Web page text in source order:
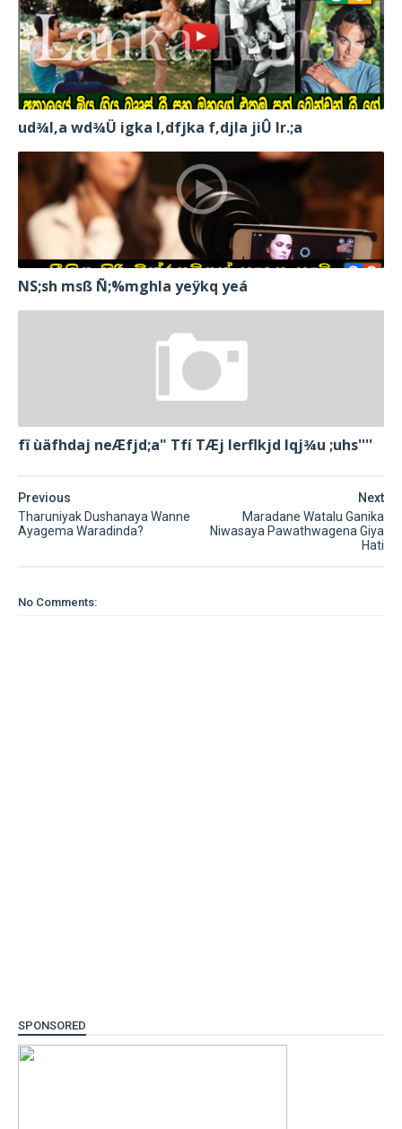
ud¾I,a wd¾Ü igka l,dfjka f,djla jiÛ lr.;a
NS;sh msß Ñ;%mghla yeÿkq yeá
fï ùäfhdaj neÆfjd;a" Tfí TÆj lerflkjd Iqj¾u ;uhs''''
Next
Maradane Watalu Ganika
Niwasaya Pawathwagena Giya
Hati
Previous
Tharuniyak Dushanaya Wanne
Ayagema Waradinda?
No Comments:
SPONSORED